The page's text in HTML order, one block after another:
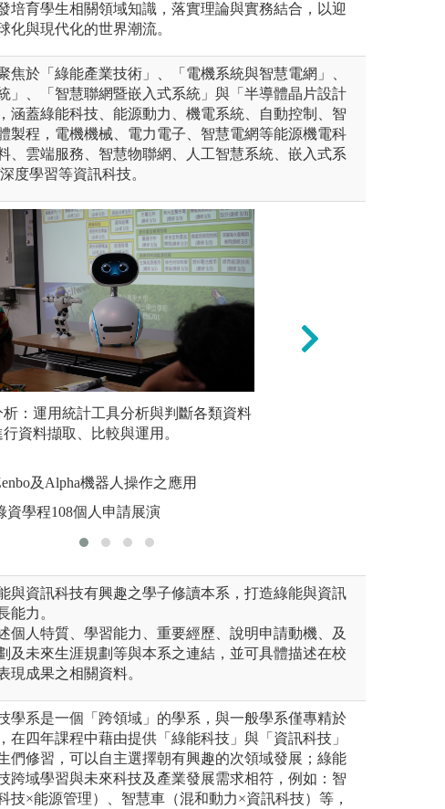
培育學生相關領域知識，落實理論與實務結合，以迎
化與現代化的世界潮流。
焦於「綠能產業技術」、「電機系統與智慧電網」、
」、「智慧聯網暨嵌入式系統」與「半導體晶片設計
涵蓋綠能科技、能源動力、機電系統、自動控制、智
製程，電機機械、電力電子、智慧電網等能源機電科
、雲端服務、智慧物聯網、人工智慧系統、嵌入式系
度學習等資訊科技。
理、實驗數據分析與成果報告撰
料和實驗所獲得數據的分析整
以及 Powerpoint 的方式
析：運用統計工具分析與判斷各類資料
資料擷取、比較與運用。
及Alpha機器人操作之應用
資學程108個人申請展演
與資訊科技有興趣之學子修讀本系，打造綠能與資訊
能力。
個人特質、學習能力、重要經歷、說明申請動機、及
及未來生涯規劃等與本系之連結，並可具體描述在校
現成果之相關資料。
學系是一個「跨領域」的學系，與一般學系僅專精於
在四年課程中藉由提供「綠能科技」與「資訊科技」
們修習，可以自主選擇朝有興趣的次領域發展；綠能
跨域學習與未來科技及產業發展需求相符，例如：智
技×能源管理）、智慧車（混和動力×資訊科技）等，